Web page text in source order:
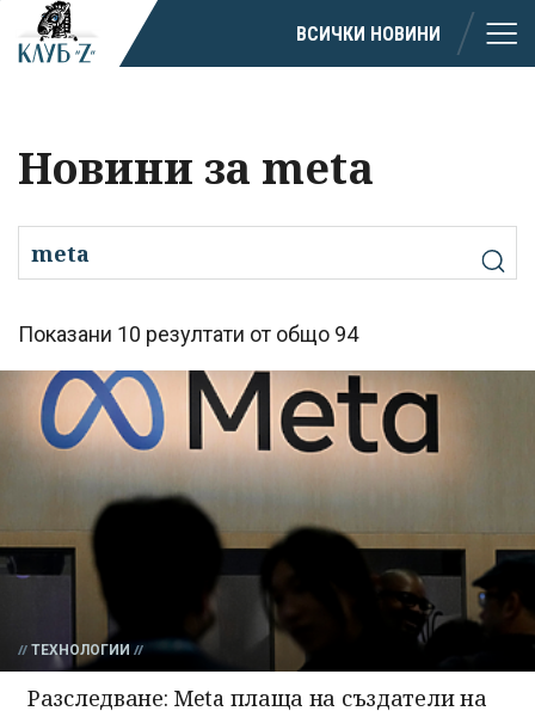
ВСИЧКИ НОВИНИ
Новини за meta
Показани 10 резултати от общо 94
ТЕХНОЛОГИИ
Разследване: Meta плаща на създатели на